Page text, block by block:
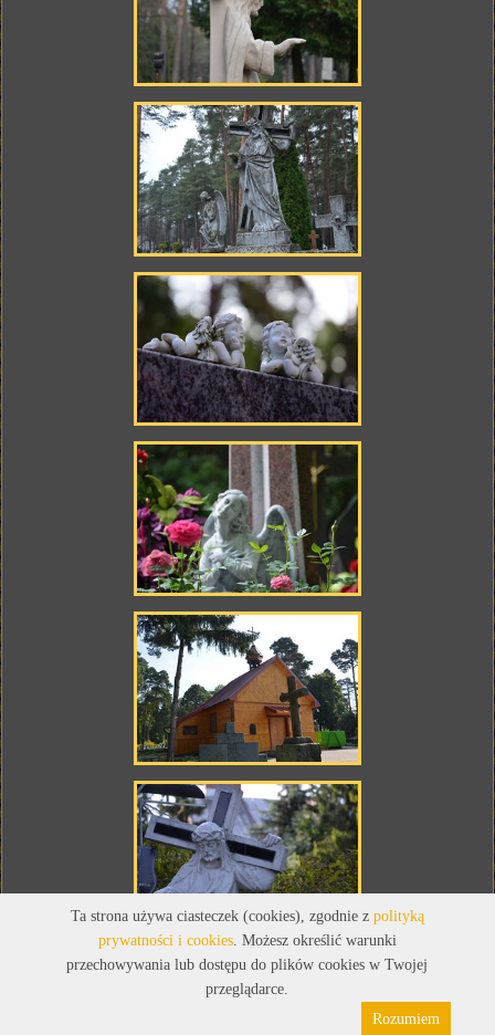
Pliki cookies
Ta strona używa ciasteczek (cookies), zgodnie z polityką
prywatności i cookies. Możesz określić warunki
przechowywania lub dostępu do plików cookies w Twojej
przeglądarce.
Rozumiem